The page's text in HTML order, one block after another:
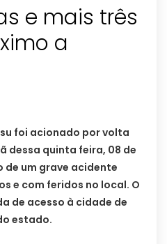
e mais três
a
foi acionado por volta
dessa quinta feira, 08 de
um grave acidente
e com feridos no local. O
de acesso à cidade de
estado.